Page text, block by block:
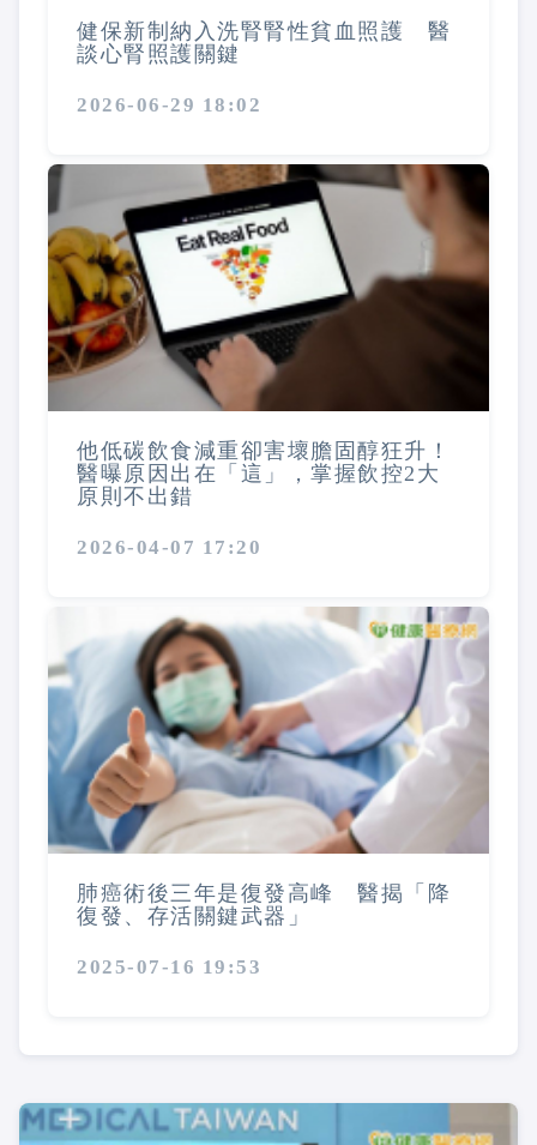
健保新制納入洗腎腎性貧血照護 醫
談心腎照護關鍵
2026-06-29 18:02
他低碳飲食減重卻害壞膽固醇狂升！
醫曝原因出在「這」，掌握飲控2大
原則不出錯
2026-04-07 17:20
肺癌術後三年是復發高峰 醫揭「降
復發、存活關鍵武器」
2025-07-16 19:53